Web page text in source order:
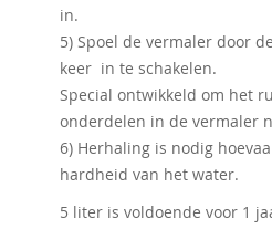
in.
5) Spoel de vermaler door
keer in te schakelen.
Special ontwikkeld om het
onderdelen in de vermaler
6) Herhaling is nodig
hardheid van het water.
5 liter is voldoende voor 1